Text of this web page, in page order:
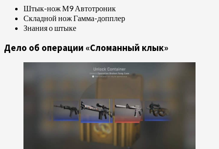
Штык-нож М9 Автотроник
Складной нож Гамма-допплер
Знания о штыке
Дело об операции «Сломанный клык»